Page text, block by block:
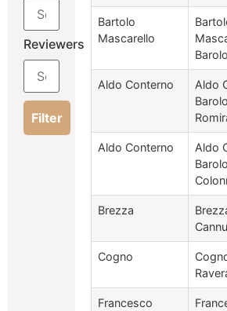
Reviewers
Filter
Bartolo
Mascarello
Barolo
Aldo Conterno
Aldo
Aldo Conterno
Aldo
Brezza
Cogno
Francesco